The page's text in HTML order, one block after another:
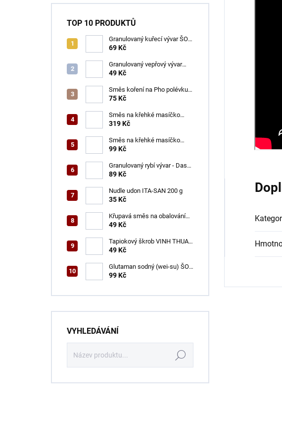
TOP 10 PRODUKTŮ
Granulovaný kuřecí vývar ŠON
100 g
69 Kč
Granulovaný vepřový vývar
ŠON 100 g
49 Kč
Směs koření na Pho polévku
ŠON 65 g
75 Kč
Směs na křehké masíčko
ŠON 400 g
319 Kč
Směs na křehké masíčko
ŠON 125 g
99 Kč
Granulovaný rybí vývar - Dashi
ŠON 100 g
89 Kč
Nudle udon ITA-SAN 200 g
35 Kč
Křupavá směs na obalování
VINH THUAN 150 g
49 Kč
Tapiokový škrob VINH THUAN
400 g
49 Kč
Glutaman sodný (wei-su) ŠON
500 g
99 Kč
VYHLEDÁVÁNÍ
Hledat